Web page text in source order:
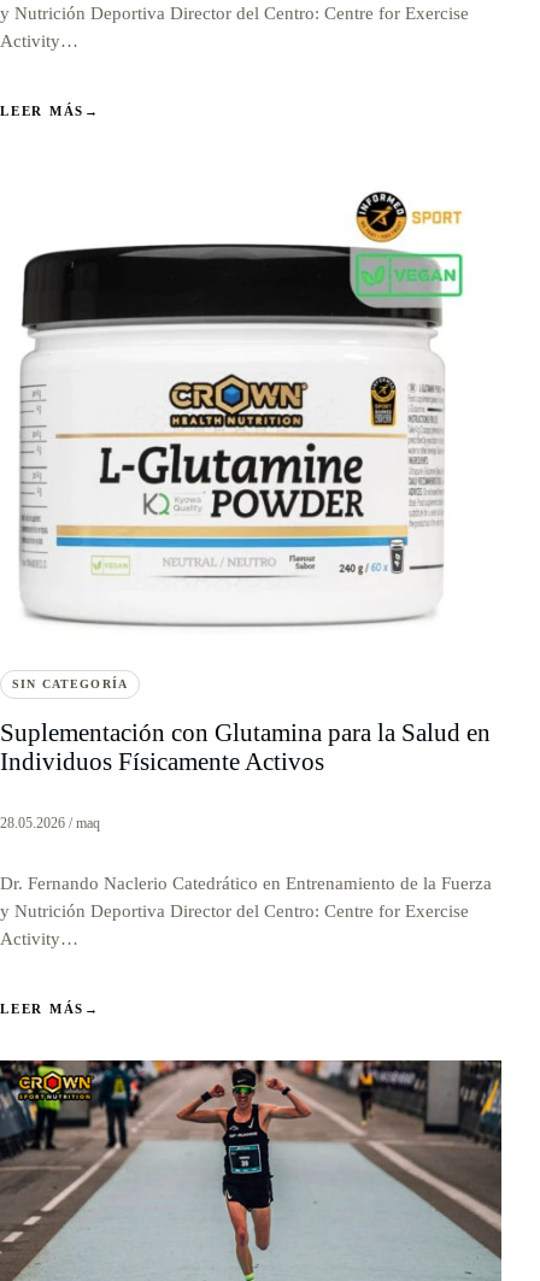
y Nutrición Deportiva Director del Centro: Centre for Exercise
Activity…
LEER MÁS →
SIN CATEGORÍA
Suplementación con Glutamina para la Salud en
Individuos Físicamente Activos
28.05.2026 / maq
Dr. Fernando Naclerio Catedrático en Entrenamiento de la Fuerza
y Nutrición Deportiva Director del Centro: Centre for Exercise
Activity…
LEER MÁS →